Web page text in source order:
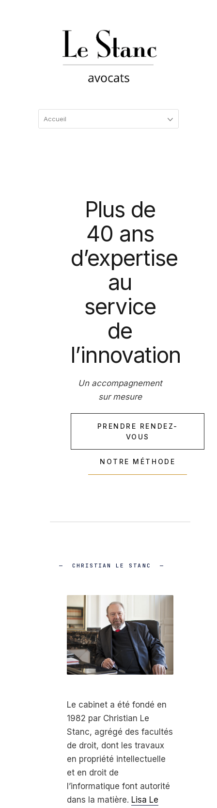
Plus de
40 ans
d’expertise
au
service
de
l’innovation
Un accompagnement
sur mesure
PRENDRE RENDEZ-
VOUS
NOTRE MÉTHODE
CHRISTIAN LE STANC
Le cabinet a été fondé en
1982 par Christian Le
Stanc, agrégé des facultés
de droit, dont les travaux
en propriété intellectuelle
et en droit de
l’informatique font autorité
dans la matière. Lisa Le